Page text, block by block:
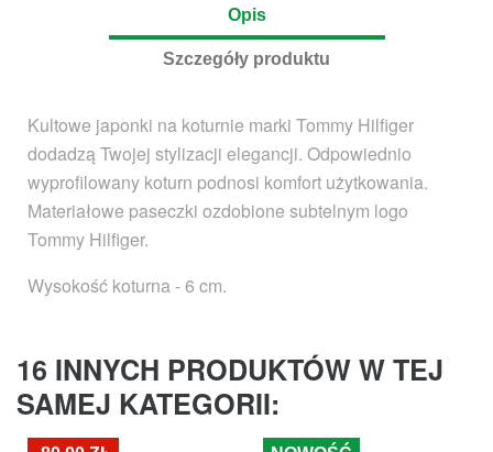
Opis
Szczegóły produktu
Kultowe japonki na koturnie marki Tommy Hilfiger
dodadzą Twojej stylizacji elegancji. Odpowiednio
wyprofilowany koturn podnosi komfort użytkowania.
Materiałowe paseczki ozdobione subtelnym logo
Tommy Hilfiger.
Wysokość koturna - 6 cm.
16 INNYCH PRODUKTÓW W TEJ
SAMEJ KATEGORII: